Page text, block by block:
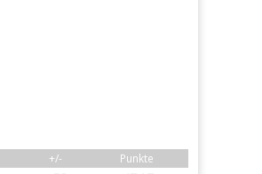
+/- Punkte